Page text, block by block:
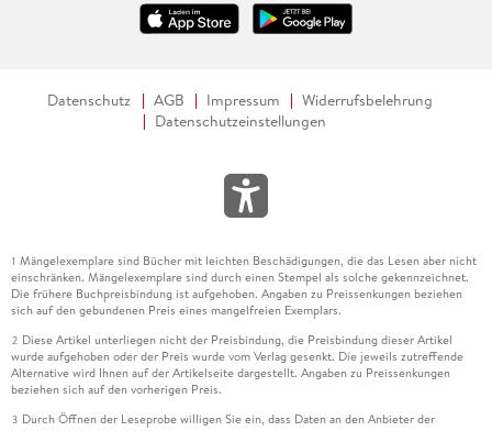
Datenschutz AGB Impressum
Widerrufsbelehrung
Datenschutzeinstellungen
1 Mängelexemplare sind Bücher mit leichten Beschädigungen, die das Lesen aber nicht
einschränken. Mängelexemplare sind durch einen Stempel als solche gekennzeichnet.
Die frühere Buchpreisbindung ist aufgehoben. Angaben zu Preissenkungen beziehen
sich auf den gebundenen Preis eines mangelfreien Exemplars.
2 Diese Artikel unterliegen nicht der Preisbindung, die Preisbindung dieser Artikel
wurde aufgehoben oder der Preis wurde vom Verlag gesenkt. Die jeweils zutreffende
Alternative wird Ihnen auf der Artikelseite dargestellt. Angaben zu Preissenkungen
beziehen sich auf den vorherigen Preis.
3 Durch Öffnen der Leseprobe willigen Sie ein, dass Daten an den Anbieter der